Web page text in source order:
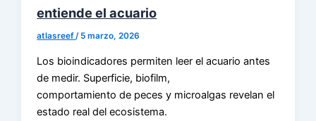
entiende el acuario
atlasreef/ 5 marzo, 2026
Los bioindicadores permiten leer el acuario antes
de medir. Superficie, biofilm,
comportamiento de peces y microalgas revelan el
estado real del ecosistema.